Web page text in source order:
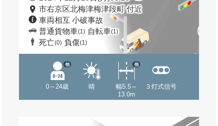
市右京区北梅津梅津段町 付近
車両相互 小破事故
普通貨物車(1) 自転車(1)
死亡(0) 負傷(1)
0～24歳
他
晴
幅5.5～
13.0m
他
３灯式信号